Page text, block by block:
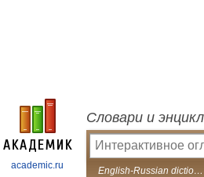
academic.ru
Словари и
English-Russian dictionary of regional studies